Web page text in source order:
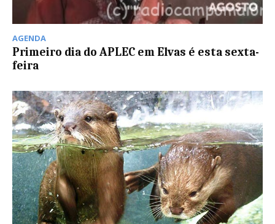
AGENDA
Primeiro dia do APLEC em Elvas é esta sexta-
feira